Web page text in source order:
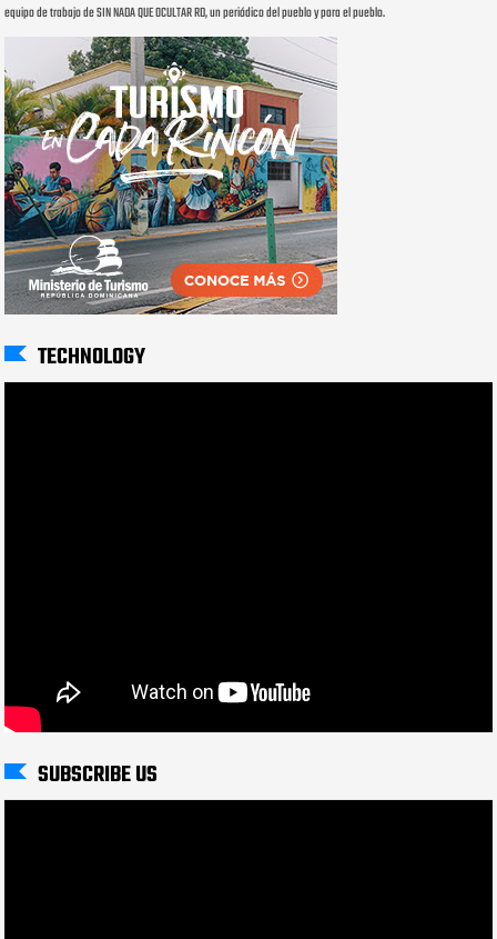
equipo de trabajo de SIN NADA QUE OCULTAR RD, un periódico del pueblo y para el pueblo.
TECHNOLOGY
SUBSCRIBE US